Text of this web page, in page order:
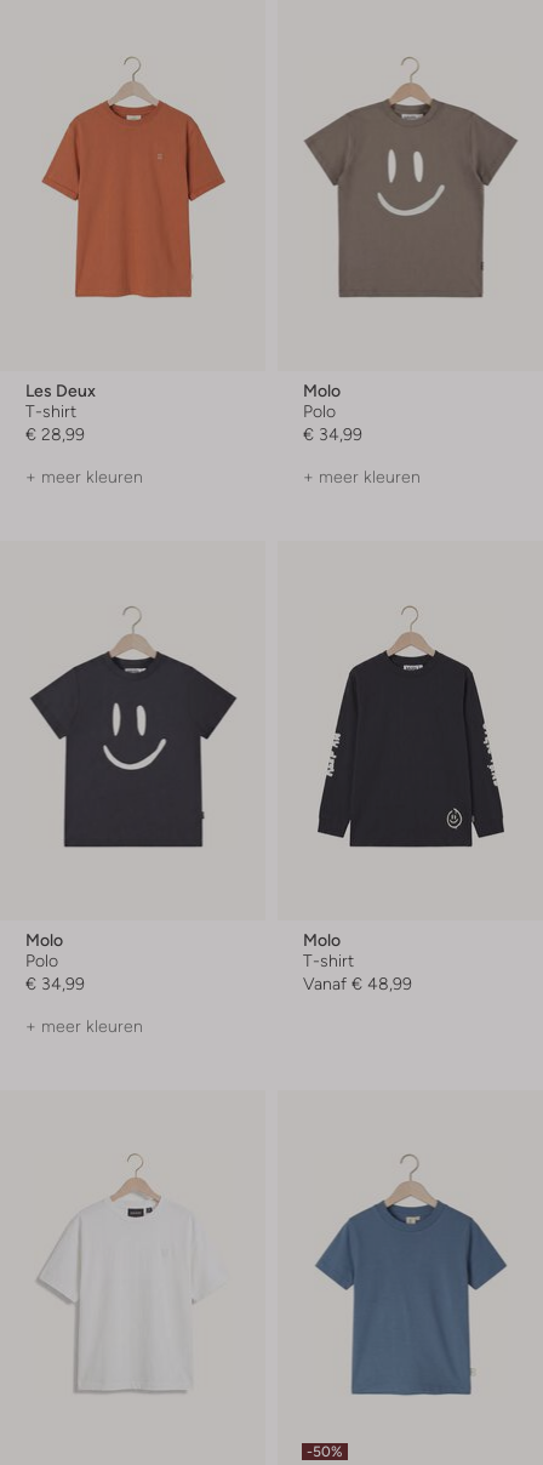
Les Deux
T-shirt
€ 28,99
+ meer kleuren
Molo
Polo
€ 34,99
+ meer kleuren
Molo
Polo
€ 34,99
+ meer kleuren
Molo
T-shirt
Vanaf € 48,99
-50%